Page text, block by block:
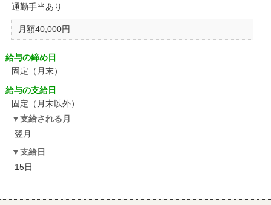
通勤手当あり
月額40,000円
給与の締め日
固定（月末）
給与の支給日
固定（月末以外）
支給される月
翌月
支給日
15日